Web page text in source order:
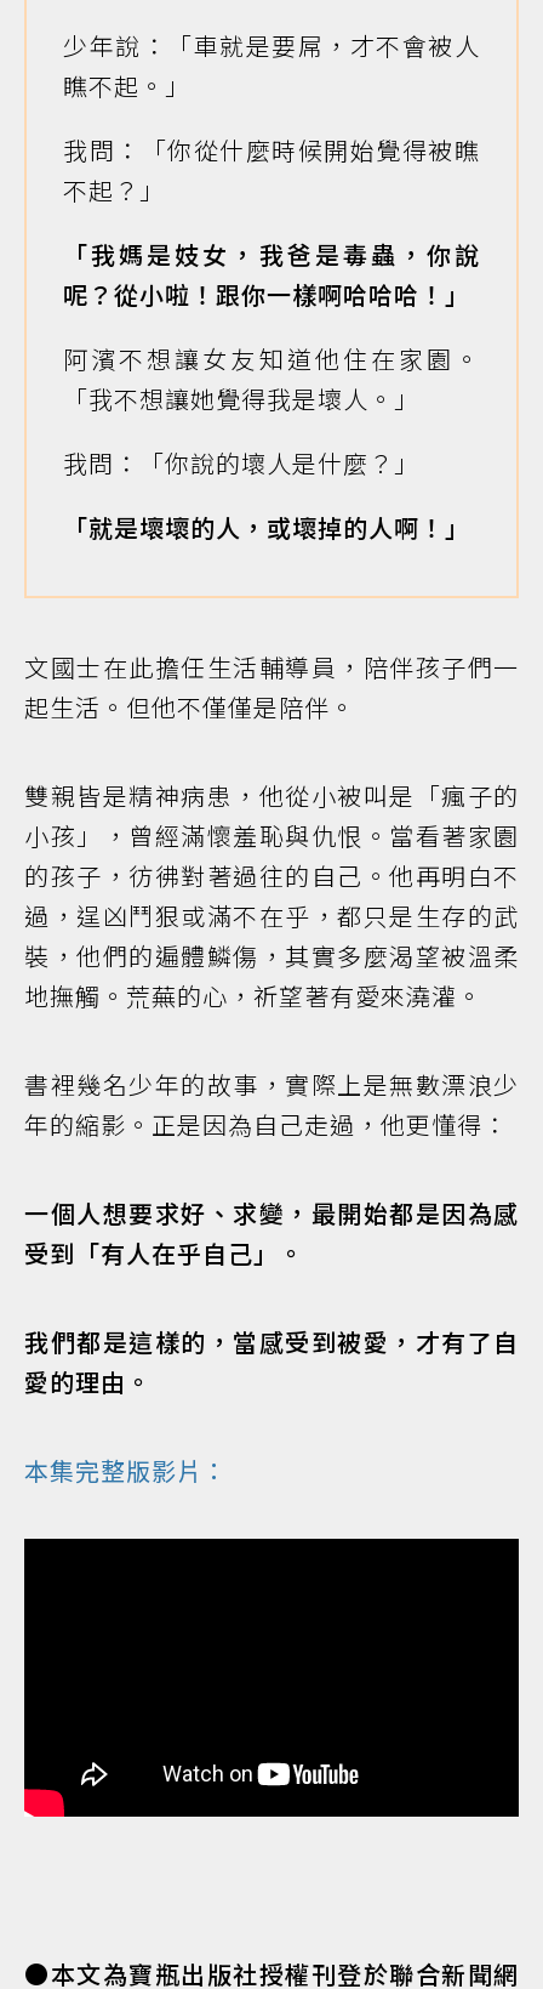
少年說：「車就是要屌，才不會被人
瞧不起。」
我問：「你從什麼時候開始覺得被瞧
不起？」
「我媽是妓女，我爸是毒蟲，你說
呢？從小啦！跟你一樣啊哈哈哈！」
阿濱不想讓女友知道他住在家園。
「我不想讓她覺得我是壞人。」
我問：「你說的壞人是什麼？」
「就是壞壞的人，或壞掉的人啊！」
文國士在此擔任生活輔導員，陪伴孩子們一
起生活。但他不僅僅是陪伴。
雙親皆是精神病患，他從小被叫是「瘋子的
小孩」，曾經滿懷羞恥與仇恨。當看著家園
的孩子，彷彿對著過往的自己。他再明白不
過，逞凶鬥狠或滿不在乎，都只是生存的武
裝，他們的遍體鱗傷，其實多麼渴望被溫柔
地撫觸。荒蕪的心，祈望著有愛來澆灌。
書裡幾名少年的故事，實際上是無數漂浪少
年的縮影。正是因為自己走過，他更懂得：
一個人想要求好、求變，最開始都是因為感
受到「有人在乎自己」。
我們都是這樣的，當感受到被愛，才有了自
愛的理由。
本集完整版影片：
●本文為寶瓶出版社授權刊登於聯合新聞網